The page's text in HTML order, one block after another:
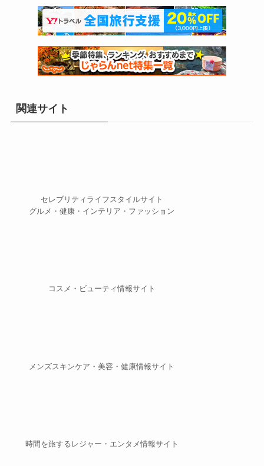
関連サイト
セレブリティライフスタイルサイト
グルメ・健康・インテリア・ファッション
コスメ・ビューティ情報サイト
メンズスキンケア・美容・健康情報サイト
時間を旅するレジャー・エンタメ情報サイト